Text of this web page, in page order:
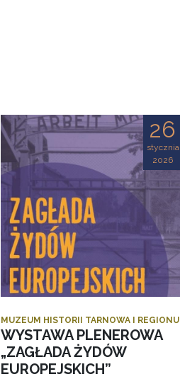
26
stycznia
2026
MUZEUM HISTORII TARNOWA I REGIONU
WYSTAWA PLENEROWA
„ZAGŁADA ŻYDÓW
EUROPEJSKICH”